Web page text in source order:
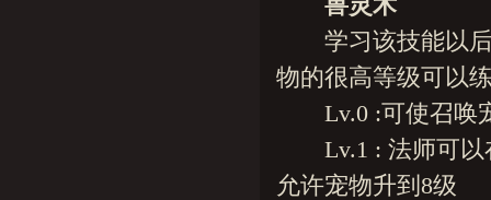
学习该技能以后
物的很高等级可以
Lv.0 :可使召唤宠
Lv.1 : 法师可以
允许宠物升到8级